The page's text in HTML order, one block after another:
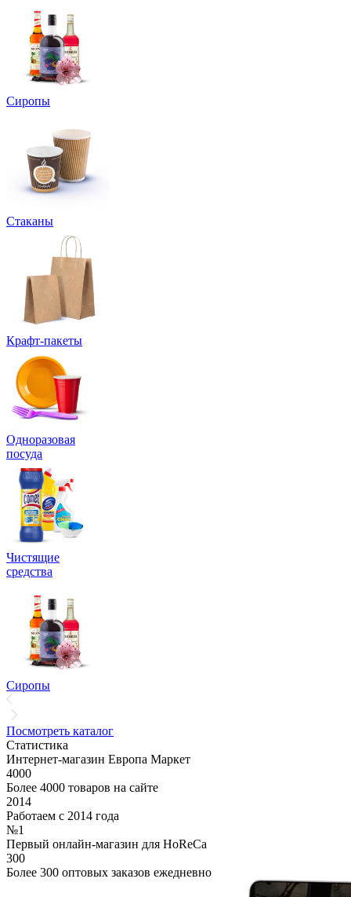
Сиропы
Стаканы
Крафт-пакеты
Одноразовая
посуда
Чистящие
средства
Сиропы
Посмотреть каталог
Статистика
Интернет-магазин Европа Маркет
4000
Более 4000 товаров на сайте
2014
Работаем с 2014 года
№1
Первый онлайн-магазин для HoReCa
300
Более 300 оптовых заказов ежедневно